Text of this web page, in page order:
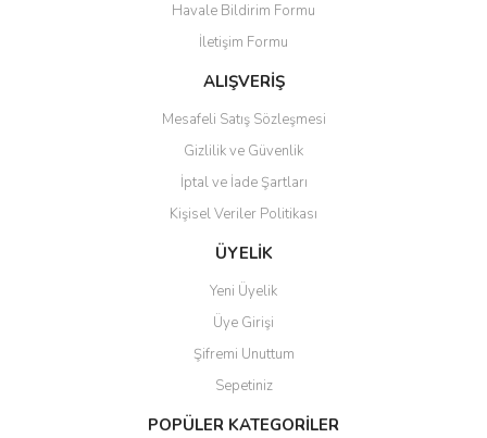
Havale Bildirim Formu
İletişim Formu
ALIŞVERİŞ
Mesafeli Satış Sözleşmesi
Gizlilik ve Güvenlik
İptal ve İade Şartları
Kişisel Veriler Politikası
ÜYELİK
Yeni Üyelik
Üye Girişi
Şifremi Unuttum
Sepetiniz
POPÜLER KATEGORİLER